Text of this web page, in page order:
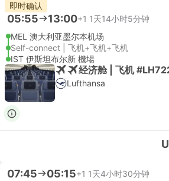
即时确认
05:55 13:00+1 1天14小时5分钟
MEL 澳大利亚墨尔本机场
Self-connect | 飞机+飞机+飞机
IST 伊斯坦布尔新 機場
经济舱 | 飞机
Lufthansa
07:45 05:15+1 1天4小时30分钟